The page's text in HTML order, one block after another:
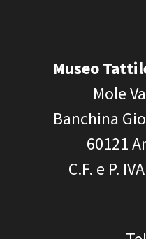
Museo
Mole
Banchina
60121
C.F. e P. IVA